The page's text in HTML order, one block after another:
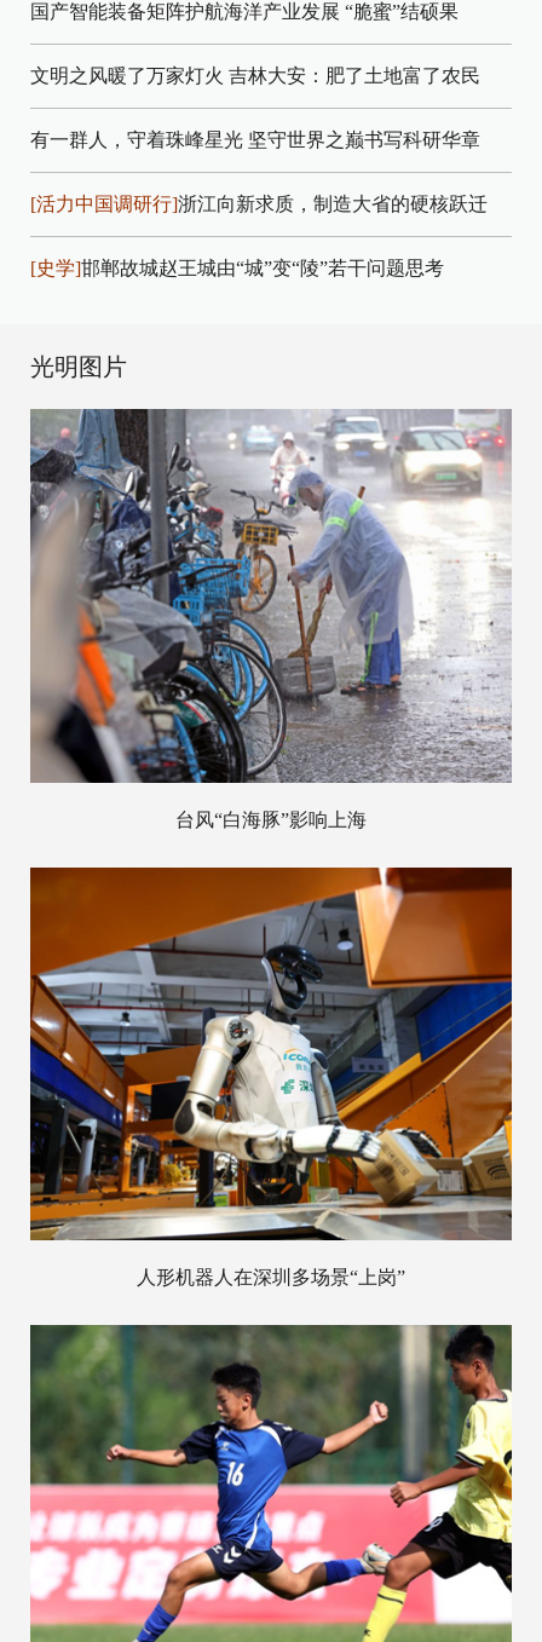
国产智能装备矩阵护航海洋产业发展 “脆蜜”结硕果
文明之风暖了万家灯火 吉林大安：肥了土地富了农民
有一群人，守着珠峰星光 坚守世界之巅书写科研华章
[活力中国调研行]浙江向新求质，制造大省的硬核跃迁
[史学]邯郸故城赵王城由“城”变“陵”若干问题思考
光明图片
台风“白海豚”影响上海
人形机器人在深圳多场景“上岗”